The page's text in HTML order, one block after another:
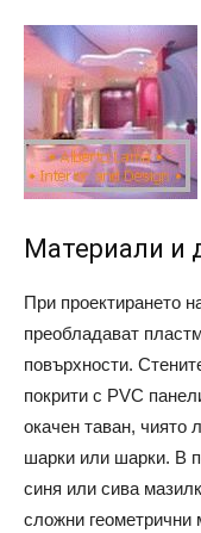
Материали и
При проектирането
преобладават
повърхности.
покрити с PVC
окачен таван, чиято
шарки или шарки. В
синя или сива
сложни геометрични